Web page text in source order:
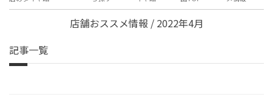
店舗おススメ情報 / 2022年4月
記事一覧